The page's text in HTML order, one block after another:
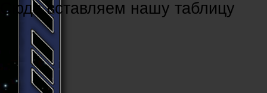
Cюда вставляем нашу таблицу